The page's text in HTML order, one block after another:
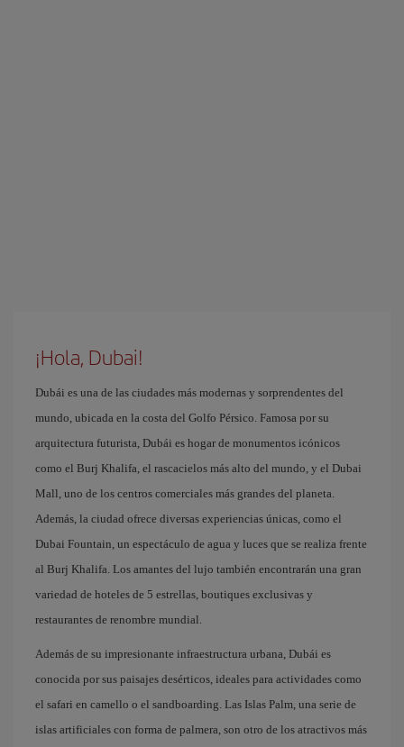
¡Hola, Dubai!
Dubái es una de las ciudades más modernas y sorprendentes del
mundo, ubicada en la costa del Golfo Pérsico. Famosa por su
arquitectura futurista, Dubái es hogar de monumentos icónicos
como el Burj Khalifa, el rascacielos más alto del mundo, y el Dubai
Mall, uno de los centros comerciales más grandes del planeta.
Además, la ciudad ofrece diversas experiencias únicas, como el
Dubai Fountain, un espectáculo de agua y luces que se realiza frente
al Burj Khalifa. Los amantes del lujo también encontrarán una gran
variedad de hoteles de 5 estrellas, boutiques exclusivas y
restaurantes de renombre mundial.
Además de su impresionante infraestructura urbana, Dubái es
conocida por sus paisajes desérticos, ideales para actividades como
el safari en camello o el sandboarding. Las Islas Palm, una serie de
islas artificiales con forma de palmera, son otro de los atractivos más